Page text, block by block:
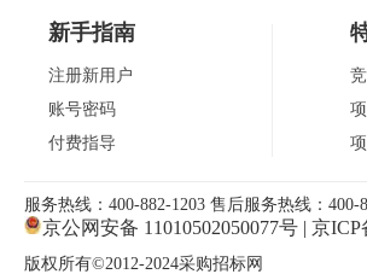
新手指南
注册新用户
账号密码
付费指导
服务热线：400-882-1203 售后服务热线：400-
京公网安备 11010502050077号 | 京ICP
版权所有©2012-2024采购招标网